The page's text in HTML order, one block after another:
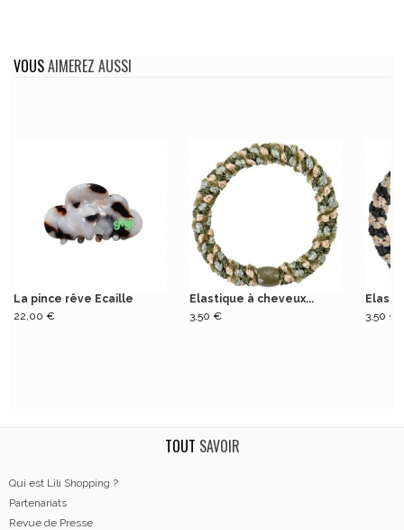
VOUSAIMEREZ AUSSI
La pince rêve Ecaille
22,00 €
Elastique à cheveux...
3,50 €
3,50 €
TOUT SAVOIR
Qui est Lili Shopping ?
Partenariats
Revue de Presse